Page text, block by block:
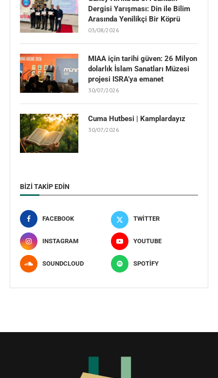
Dergisi Yarışması: Din ile Bilim
Arasında Yenilikçi Bir Köprü
03/08/2026
MIAA için tarihi güven: 26 Milyon
dolarlık İslam Sanatları Müzesi
projesi ISRA’ya emanet
30/07/2026
Cuma Hutbesi | Kamplardayız
30/07/2026
BIZI TAKIP EDIN
FACEBOOK TWITTER
INSTAGRAM YOUTUBE
SOUNDCLOUD SPOTIFY